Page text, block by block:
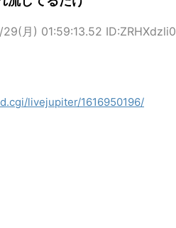
月) 01:59:13.52 ID:ZRHXdzli0
livejupiter/1616950196/